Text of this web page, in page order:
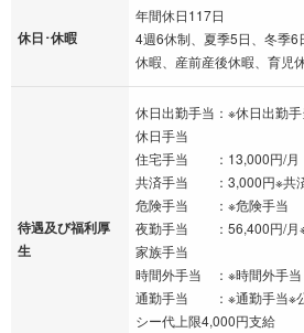
休日･休暇
年間休日117日
4週6休制、夏季5日、冬季6
休暇、産前産後休暇、育児
待遇及び福利厚
生
休日出勤手当：※休日出勤手
休日手当
住宅手当 ：13,000円/月
共済手当 ：3,000円※共
危険手当 ：※危険手当
夜勤手当 ：56,400円/月※
家族手当
時間外手当 ：※時間外手当
通勤手当 ：※通勤手当※公
シー代上限4,000円支給